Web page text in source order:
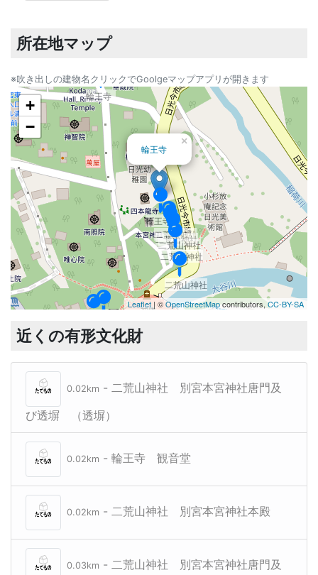
所在地マップ
※吹き出しの建物名クリックでGoolgeマップアプリが開きます
二荒山神社
輪王寺
二荒山神社
二荒山神社
二荒山神社
二荒山神社
二荒山神社
輪王寺
東照宮
輪王寺
×
+
−
Leaflet | ©OpenStreetMapcontributors,CC-BY-SA
近くの有形文化財
0.02km - 二荒山神社 別宮本宮神社唐門及
び透塀 （透塀）
0.02km - 輪王寺 観音堂
0.02km - 二荒山神社 別宮本宮神社本殿
0.03km - 二荒山神社 別宮本宮神社唐門及